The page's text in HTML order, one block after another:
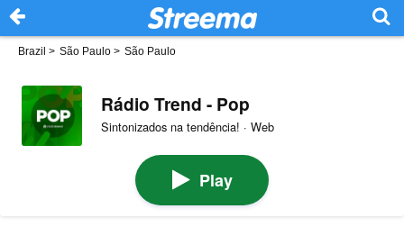
Brazil > São Paulo > São Paulo
Rádio Trend - Pop
Sintonizados na tendência! · Web
Play